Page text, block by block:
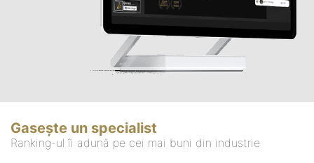
Gasește un specialist
Ranking-ul îi adună pe cei mai buni din industrie